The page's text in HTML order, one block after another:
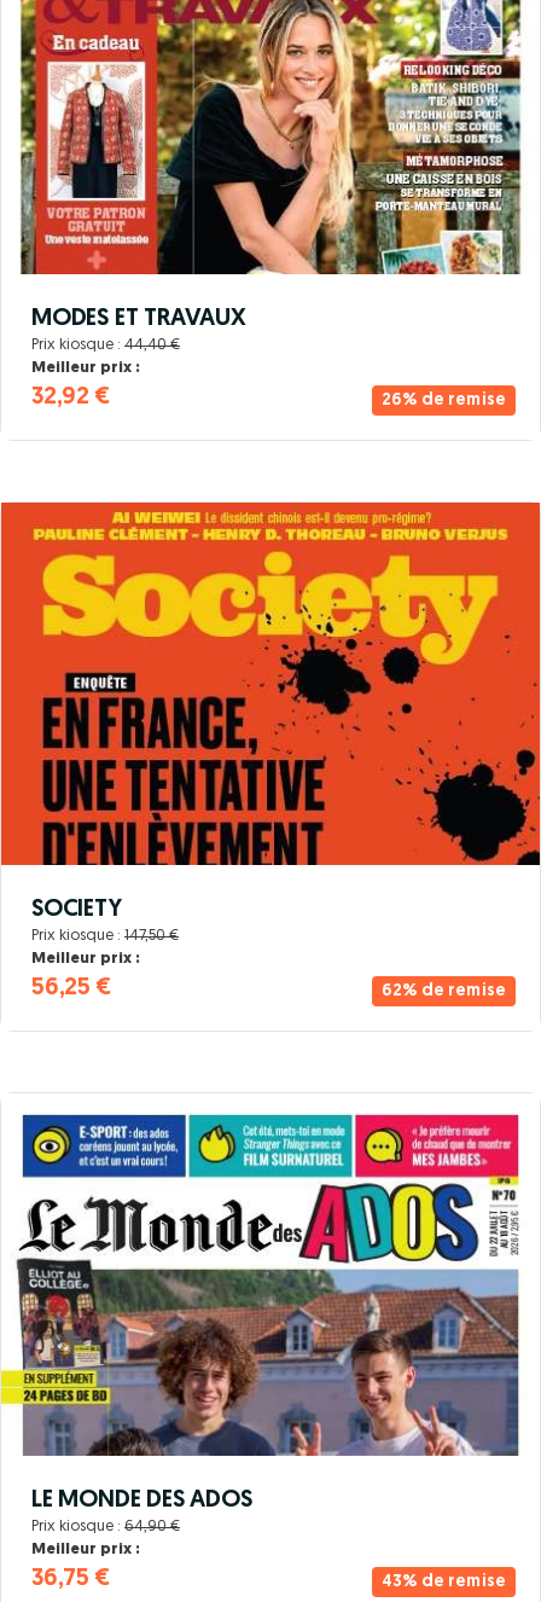
26% de remise
MODES ET TRAVAUX
Prix kiosque : 44,40 €
Meilleur prix :
32,92 €
62% de remise
SOCIETY
Prix kiosque : 147,50 €
Meilleur prix :
56,25 €
43% de remise
LE MONDE DES ADOS
Prix kiosque : 64,90 €
Meilleur prix :
36,75 €